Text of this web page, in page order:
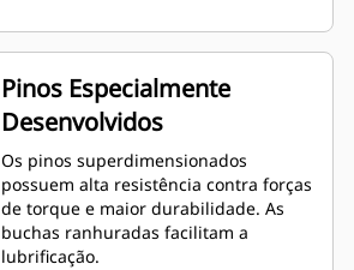
Pinos Especialmente
Desenvolvidos
Os pinos superdimensionados
possuem alta resistência contra forças
de torque e maior durabilidade. As
buchas ranhuradas facilitam a
lubrificação.